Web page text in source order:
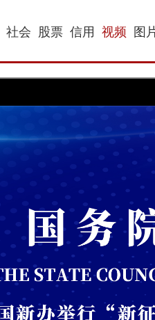
社会 股票 信用 视频 图